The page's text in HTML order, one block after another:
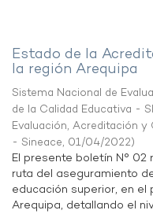
Estado de la
la región Arequipa
Sistema Nacional de
de la Calidad Educativa -
Evaluación, Acreditación
- Sineace, 01/04/2022)
El presente boletín N°
ruta del aseguramiento
educación superior, en el
Arequipa, detallando el